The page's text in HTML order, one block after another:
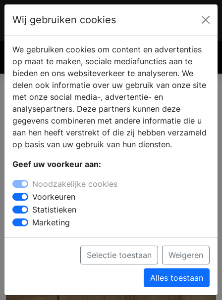
€ 0.00
Koffiemachines en
koffieautomaten
Wij gebruiken cookies
We gebruiken cookies om content en advertenties
op maat te maken, sociale mediafuncties aan te
bieden en ons websiteverkeer te analyseren. We
delen ook informatie over uw gebruik van onze site
met onze social media-, advertentie- en
analysepartners. Deze partners kunnen deze
gegevens combineren met andere informatie die u
aan hen heeft verstrekt of die zij hebben verzameld
op basis van uw gebruik van hun diensten.
Geef uw voorkeur aan:
Noodzakelijke cookies
Voorkeuren
Statistieken
Marketing
Selectie toestaan Weigeren
Alles toestaan